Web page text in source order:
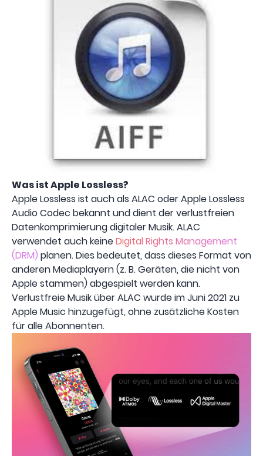
Was ist Apple Lossless?
Apple Lossless ist auch als ALAC oder Apple Lossless
Audio Codec bekannt und dient der verlustfreien
Datenkomprimierung digitaler Musik. ALAC
verwendet auch keineDigital Rights Management
(DRM) planen. Dies bedeutet, dass dieses Format von
anderen Mediaplayern (z. B. Geräten, die nicht von
Apple stammen) abgespielt werden kann.
Verlustfreie Musik über ALAC wurde im Juni 2021 zu
Apple Music hinzugefügt, ohne zusätzliche Kosten
für alle Abonnenten.